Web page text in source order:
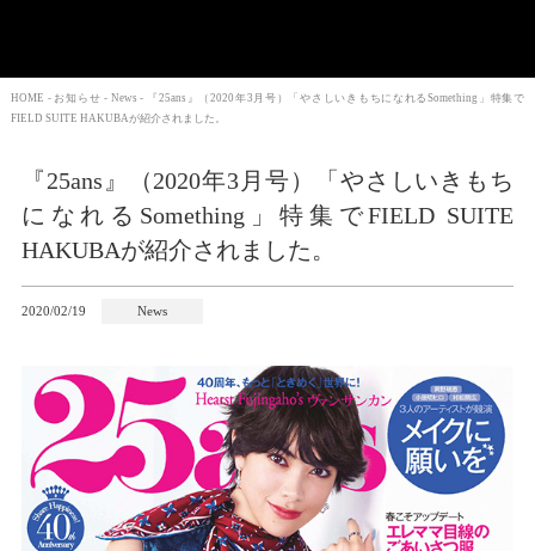
HOME - お知らせ - News - 『25ans』（2020年3月号）「やさしいきもちになれるSomething」特集で
FIELD SUITE HAKUBAが紹介されました。
『25ans』（2020年3月号）「やさしいきもち
になれるSomething」特集でFIELD SUITE
HAKUBAが紹介されました。
2020/02/19 News